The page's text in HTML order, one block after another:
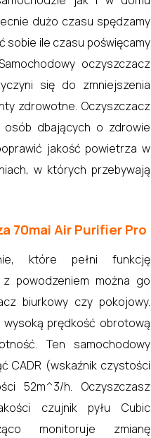
dużo czasu spędzamy
sobie ile czasu poświęcamy
oczyszczacz
się do zmniejszenia
zdrowotne. Oczyszczacz
dbających o zdrowie
jakość powietrza w
w których przebywają
70mai Air Purifier Pro
które pełni funkcję
powodzeniem można go
biurkowy czy pokojowy.
prędkość obrotową
Ten samochodowy
CADR (wskaźnik czystości
52m^3/h. Oczyszczasz
czujnik pyłu Cubic
monitoruje zmianę